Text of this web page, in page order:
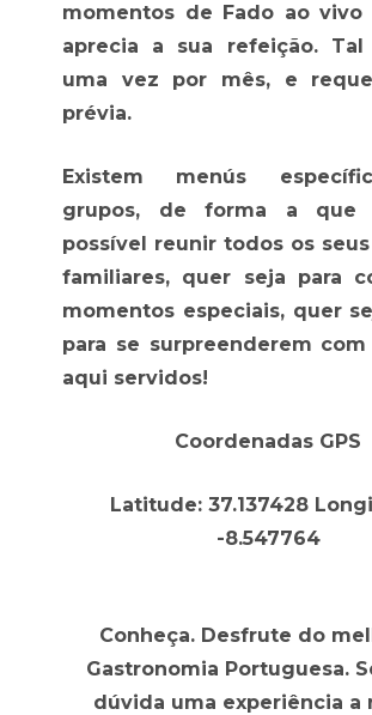
momentos de Fado ao vivo
aprecia a sua refeição. Tal
uma vez por mês, e
prévia.
Existem menús
grupos, de forma a que
possível reunir todos os
familiares, quer seja para
momentos especiais, quer
para se surpreenderem
aqui servidos!
Coordenadas GPS
Latitude: 37.137428
-8.547764
Conheça. Desfrute do
Gastronomia Portuguesa.
dúvida uma experiência a